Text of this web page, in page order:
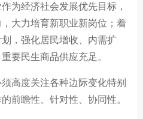
经济社会发展优先目标，
大力培育新职业新岗位；着
，强化居民增收、内需扩
要民生商品供应充足。
度关注各种边际变化特别
前瞻性、针对性、协同性。